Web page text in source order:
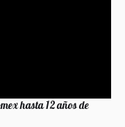
hasta 12 años de